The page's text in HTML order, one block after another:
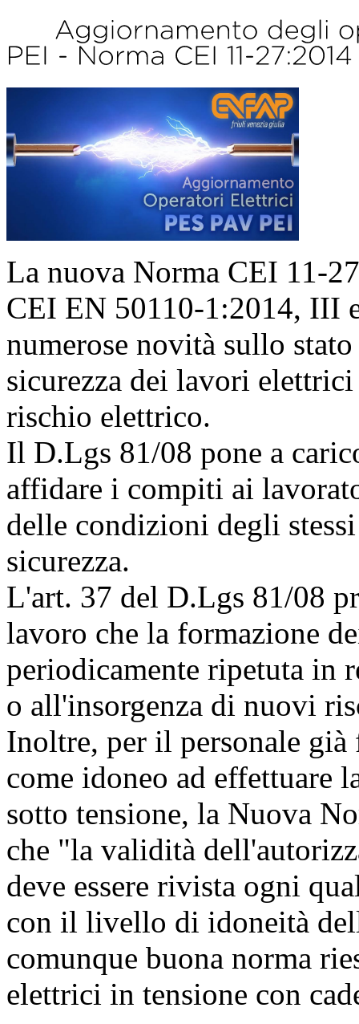
La nuova Norma CEI 11-
CEI EN 50110-1:2014, III
numerose novità sullo
sicurezza dei lavori
rischio elettrico.
Il D.Lgs 81/08 pone a
affidare i compiti ai
delle condizioni degli
sicurezza.
L'art. 37 del D.Lgs 81/08
lavoro che la formazione
periodicamente ripetuta in
o all'insorgenza di nuovi
Inoltre, per il personale
come idoneo ad effettuare
sotto tensione, la Nuova
che "la validità
deve essere rivista ogni
con il livello di idoneità
comunque buona norma
elettrici in tensione con